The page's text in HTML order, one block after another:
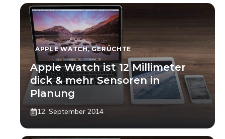
APPLE WATCH,GERÜCHTE
Apple Watch ist 12 Millimeter
dick & mehr Sensoren in
Planung
12. September 2014